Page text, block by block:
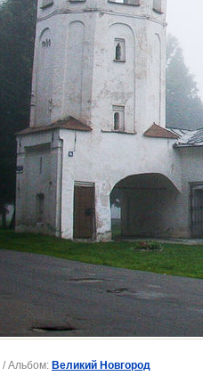
/ Альбом: Великий Новгород